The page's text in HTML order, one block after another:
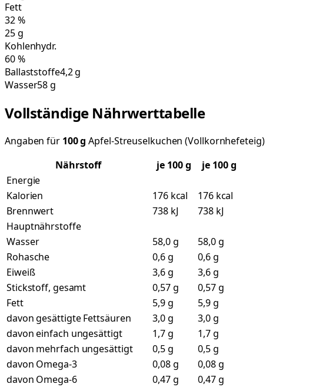
Fett
32%
25g
Kohlenhydr.
60%
Ballaststoffe4,2 g
Wasser58 g
Vollständige Nährwerttabelle
Angaben für 100g Apfel-Streuselkuchen (Vollkornhefeteig)
Nährstoff
je 100g
je 100 g
Energie
Kalorien
176 kcal
176 kcal
Brennwert
738 kJ
738 kJ
Hauptnährstoffe
Wasser
58,0 g
58,0 g
Rohasche
0,6 g
0,6 g
Eiweiß
3,6 g
3,6 g
Stickstoff, gesamt
0,57 g
0,57 g
Fett
5,9 g
5,9 g
davon gesättigte Fettsäuren
3,0 g
3,0 g
davon einfach ungesättigt
1,7 g
1,7 g
davon mehrfach ungesättigt
0,5 g
0,5 g
davon Omega-3
0,08 g
0,08 g
davon Omega-6
0,47 g
0,47 g